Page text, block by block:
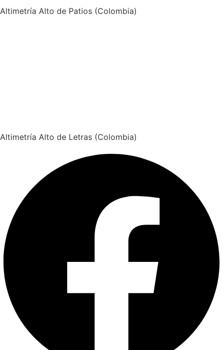
Altimetría Alto de Patios (Colombia)
Altimetría Alto de Letras (Colombia)